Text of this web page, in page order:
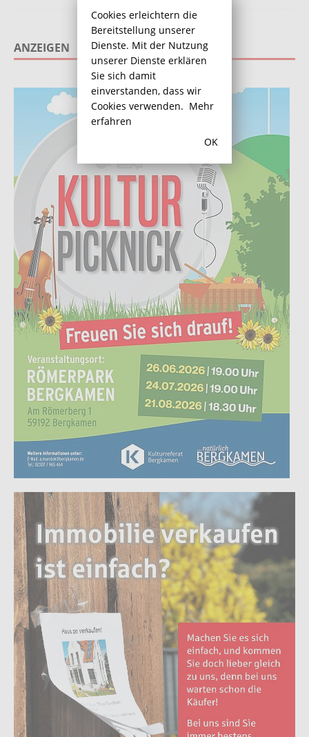
ANZEIGEN
Cookies erleichtern die
Bereitstellung unserer
Dienste. Mit der Nutzung
unserer Dienste erklären
Sie sich damit
einverstanden, dass wir
Cookies verwenden. Mehr
erfahren
OK